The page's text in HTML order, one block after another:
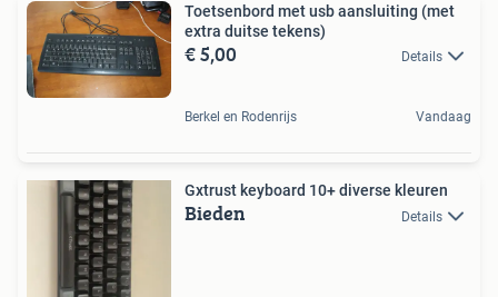
Toetsenbord met usb aansluiting (met
extra duitse tekens)
€ 5,00 Details
Berkel en Rodenrijs Vandaag
Gxtrust keyboard 10+ diverse kleuren
Bieden Details